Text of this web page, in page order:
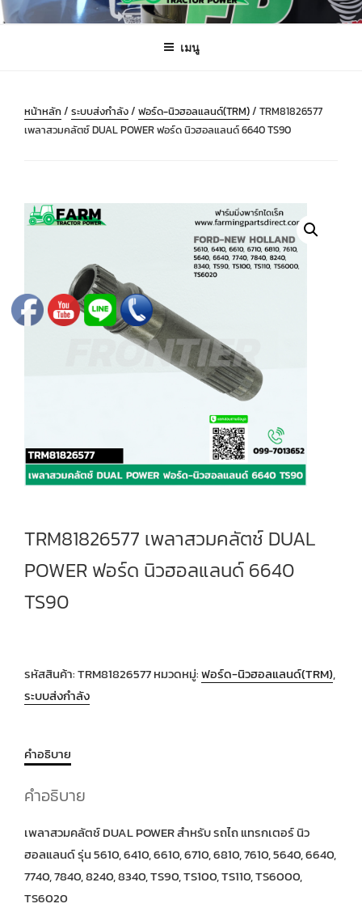
ข้ามFARMING PARTS DIRECT
ฟาร์มมิ่งพาร์ทไดเร็ค อะไหล่ รถไถ แทรกเตอร์ เครื่องมือจักรกลเกษตร จัดส่ง
เมนู
หน้าหลัก/ ระบบส่งกำลัง/ ฟอร์ด-นิวฮอลแลนด์(TRM)/ TRM81826577
เพลาสวมคลัตช์ DUAL POWER ฟอร์ด นิวฮอลแลนด์ 6640 TS90
TRM81826577 เพลาสวมคลัตช์ DUAL
POWER ฟอร์ด นิวฮอลแลนด์ 6640
TS90
รหัสสินค้า:TRM81826577หมวดหมู่:ฟอร์ด-นิวฮอลแลนด์(TRM),
ระบบส่งกำลัง
คำอธิบาย
คำอธิบาย
เพลาสวมคลัตช์ DUAL POWER สำหรับ รถไถ แทรกเตอร์ นิว
ฮอลแลนด์ รุ่น 5610, 6410, 6610, 6710, 6810, 7610, 5640, 6640,
7740, 7840, 8240, 8340, TS90, TS100, TS110, TS6000,
TS6020